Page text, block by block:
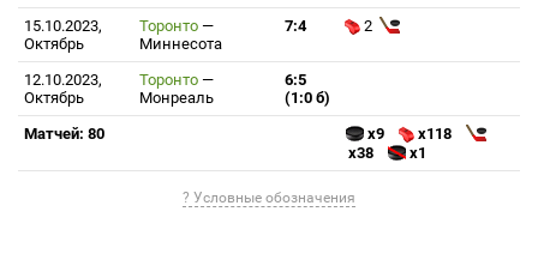
15.10.2023,
Октябрь
Торонто —
Миннесота
7:4 2
12.10.2023,
Октябрь
Торонто —
Монреаль
6:5
(1:0 б)
Матчей: 80
x9
x118
x38
x1
? Условные обозначения